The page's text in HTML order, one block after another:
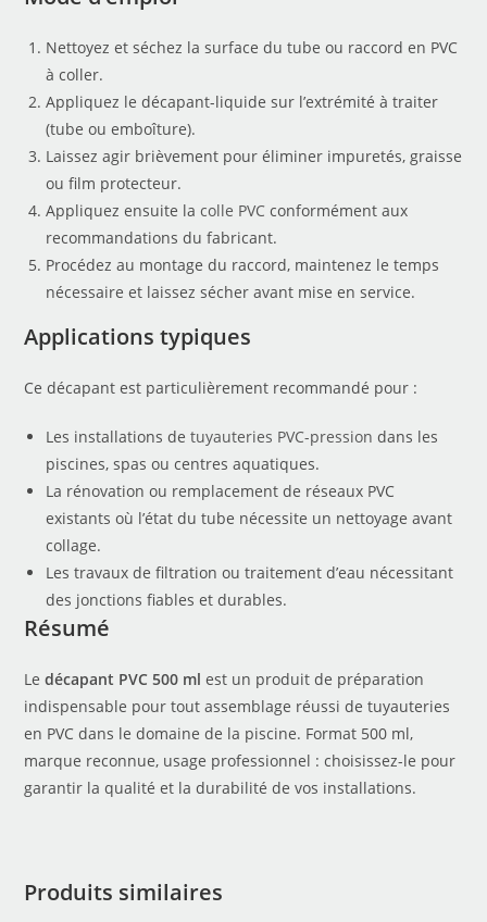
Nettoyez et séchez la surface du tube ou raccord en PVC
à coller.
Appliquez le décapant-liquide sur l’extrémité à traiter
(tube ou emboîture).
Laissez agir brièvement pour éliminer impuretés, graisse
ou film protecteur.
Appliquez ensuite lacolle PVC conformément aux
recommandations du fabricant.
Procédez au montage du raccord, maintenez le temps
nécessaire et laissez sécher avant mise en service.
Applications typiques
Ce décapant est particulièrement recommandé pour :
Les installations detuyauteries PVC-pression dans les
piscines, spas ou centres aquatiques.
La rénovation ou remplacement de réseaux PVC
existants où l’état du tube nécessite un nettoyage avant
collage.
Les travaux de filtration ou traitement d’eau nécessitant
des jonctions fiables et durables.
Résumé
Ledécapant PVC 500 mlest un produit de préparation
indispensable pour tout assemblage réussi de tuyauteries
en PVC dans le domaine de la piscine. Format 500 ml,
marque reconnue, usage professionnel : choisissez-le pour
garantir la qualité et la durabilité de vos installations.
Produits similaires